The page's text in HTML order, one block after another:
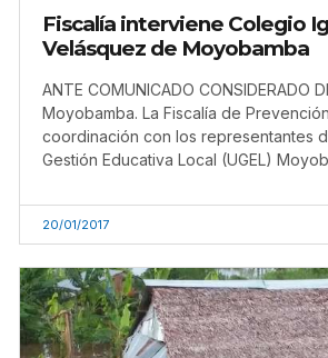
Fiscalía interviene Colegio
Velásquez de Moyobamba
ANTE COMUNICADO CONSIDERADO
Moyobamba. La Fiscalía de
coordinación con los representantes
Gestión Educativa Local (UGEL)
20/01/2017